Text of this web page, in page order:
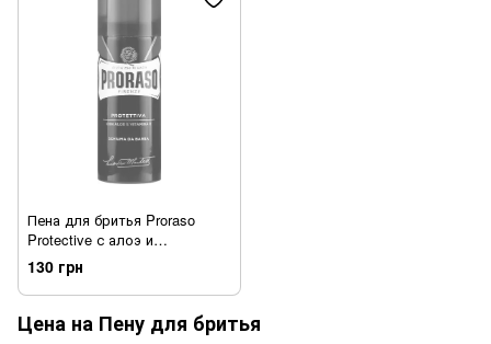
Пена для бритья Proraso
Protective с алоэ и
витамином Е (синяя серия),
50 мл
130 грн
Цена на Пену для бритья